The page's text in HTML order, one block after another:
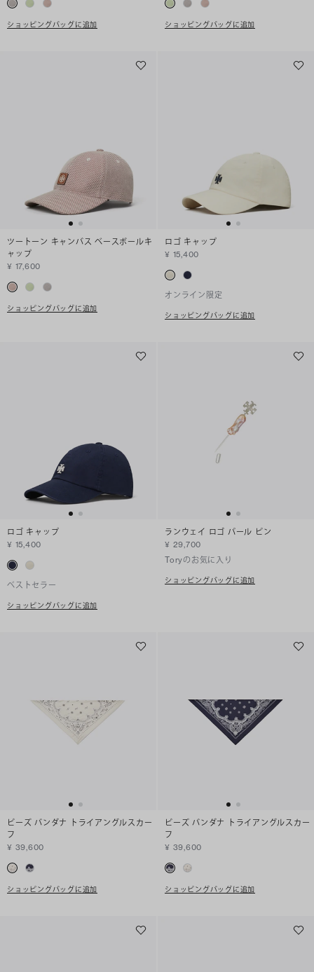
ショッピングバッグに追加 ショッピングバッグに追加
ツートーン キャンバス ベースボールキ
ャップ
¥ 17,600
ショッピングバッグに追加
ロゴ キャップ
¥ 15,400
オンライン限定
ショッピングバッグに追加
ロゴ キャップ
¥ 15,400
ベストセラー
ショッピングバッグに追加
ランウェイ ロゴ パール ピン
¥ 29,700
Toryのお気に入り
ショッピングバッグに追加
ビーズ バンダナ トライアングルスカー
フ
¥ 39,600
ショッピングバッグに追加
ビーズ バンダナ トライアングルスカー
フ
¥ 39,600
ショッピングバッグに追加